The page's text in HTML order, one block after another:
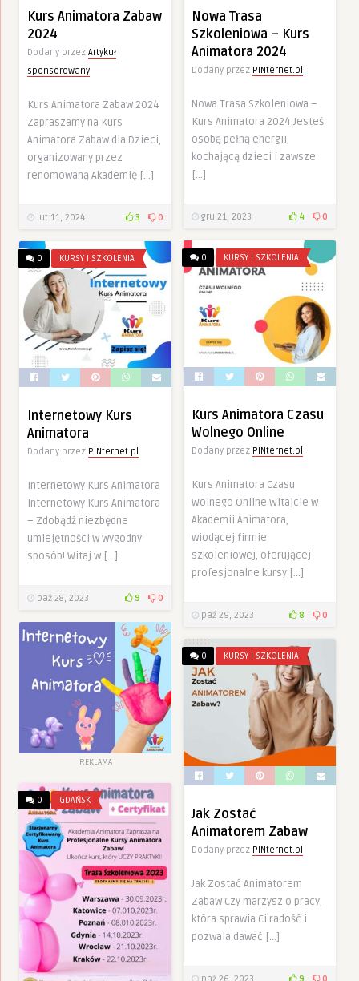
Kurs Animatora Zabaw
2024
Dodany przez Artykuł
sponsorowany
Kurs Animatora Zabaw 2024
Zapraszamy na Kurs
Animatora Zabaw dla Dzieci,
organizowany przez
renomowaną Akademię […]
lut 11, 2024 3 0
Nowa Trasa
Szkoleniowa – Kurs
Animatora 2024
Dodany przez PINternet.pl
Nowa Trasa Szkoleniowa –
Kurs Animatora 2024 Jesteś
osobą pełną energii,
kochającą dzieci i zawsze
[…]
gru 21, 2023 4 0
0 KURSY I SZKOLENIA
Kurs Animatora Czasu
Wolnego Online
Dodany przez PINternet.pl
Kurs Animatora Czasu
Wolnego Online Witajcie w
Akademii Animatora,
wiodącej firmie
szkoleniowej, oferującej
profesjonalne kursy […]
paź 29, 2023 8 0
0 KURSY I SZKOLENIA
Internetowy Kurs
Animatora
Dodany przez PINternet.pl
Internetowy Kurs Animatora
Internetowy Kurs Animatora
– Zdobądź niezbędne
umiejętności w wygodny
sposób! Witaj w […]
paź 28, 2023 9 0
REKLAMA
0 KURSY I SZKOLENIA
Jak Zostać
Animatorem Zabaw
Dodany przez PINternet.pl
Jak Zostać Animatorem
Zabaw Czy marzysz o pracy,
która sprawia Ci radość i
pozwala dawać […]
0 GDAŃSK